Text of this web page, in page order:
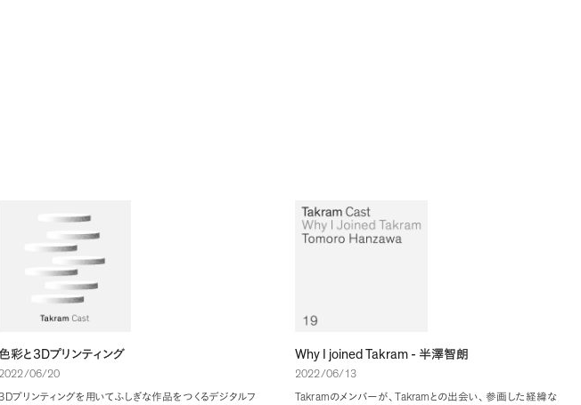
色彩と 3Dプリンティング
2022/06/20
3Dプリンティングを用いてふしぎな作品をつくるデジタルフ
Why I joined Takram - 半澤智朗
2022/06/13
Takramのメンバーが、 Takramとの出会い、 参画した経緯な